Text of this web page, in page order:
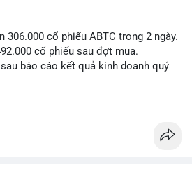
306.000 cổ phiếu ABTC trong 2 ngày.
cổ phiếu sau đợt mua.
báo cáo kết quả kinh doanh quý